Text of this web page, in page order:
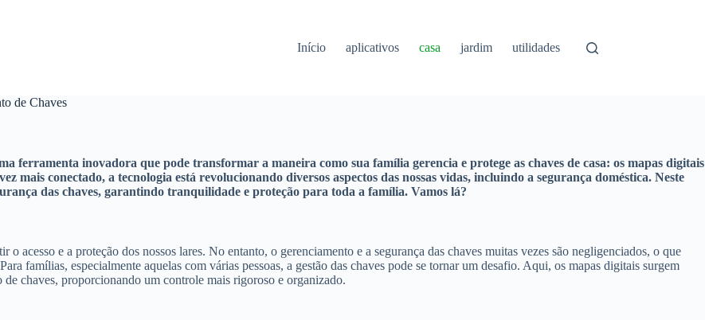
Início aplicativos casa jardim utilidades
de Chaves
ferramenta inovadora que pode transformar a maneira como sua família gerencia e protege as chaves de casa: os mapas digitais
mais conectado, a tecnologia está revolucionando diversos aspectos das nossas vidas, incluindo a segurança doméstica. Neste
das chaves, garantindo tranquilidade e proteção para toda a família. Vamos lá?
o acesso e a proteção dos nossos lares. No entanto, o gerenciamento e a segurança das chaves muitas vezes são negligenciados, o que
famílias, especialmente aquelas com várias pessoas, a gestão das chaves pode se tornar um desafio. Aqui, os mapas digitais surgem
chaves, proporcionando um controle mais rigoroso e organizado.